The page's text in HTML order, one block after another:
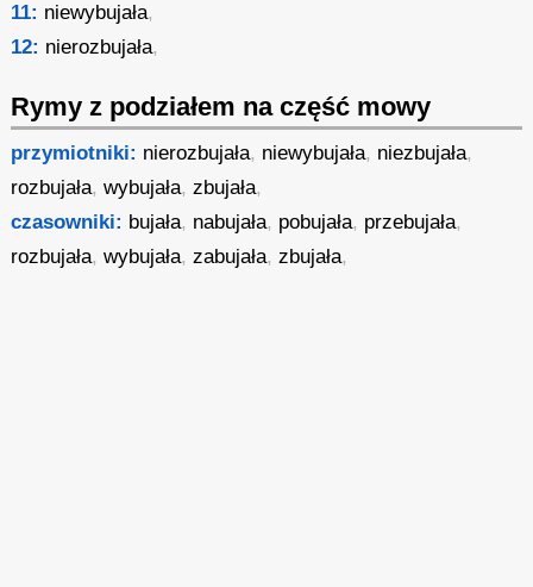
11: niewybujała,
12: nierozbujała,
Rymy z podziałem na część mowy
przymiotniki: nierozbujała, niewybujała, niezbujała,
rozbujała,wybujała,zbujała,
czasowniki: bujała, nabujała, pobujała, przebujała,
rozbujała,wybujała,zabujała,zbujała,